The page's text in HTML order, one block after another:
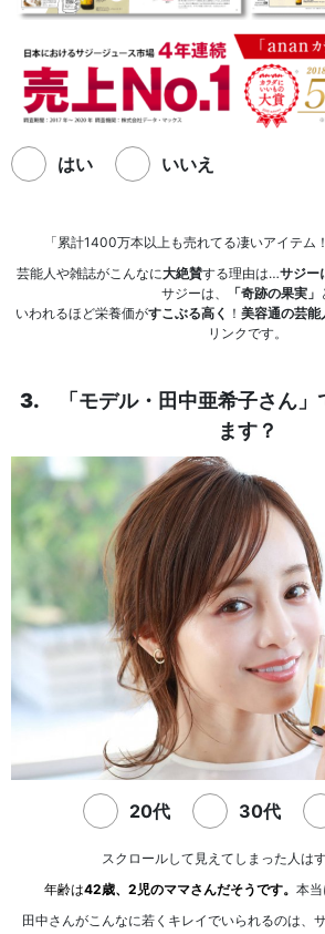
はい いいえ
「累計1400万本以上も売れてる凄いアイテム
芸能人や雑誌がこんなに大絶賛する理由は…サジー
サジーは、
「奇跡の果実」
いわれるほど栄養価がすこぶる高く ！ 美容通の芸能
リンクです。
3. 「モデル・田中亜希子さん」
ます？
20代 30代
スクロールして見えてしまった人は
年齢は42歳、2児のママさんだそうです。 本
田中さんがこんなに若くキレイでいられるのは、